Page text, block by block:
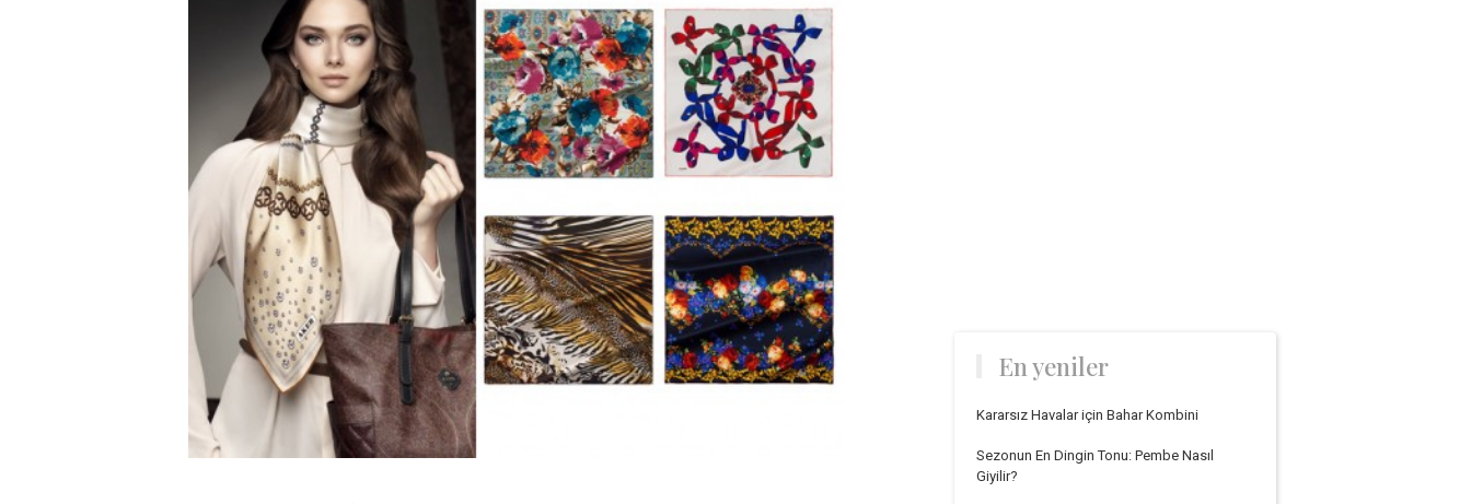
En yeniler
Kararsız Havalar için Bahar Kombini
Sezonun En Dingin Tonu: Pembe Nasıl
Giyilir?